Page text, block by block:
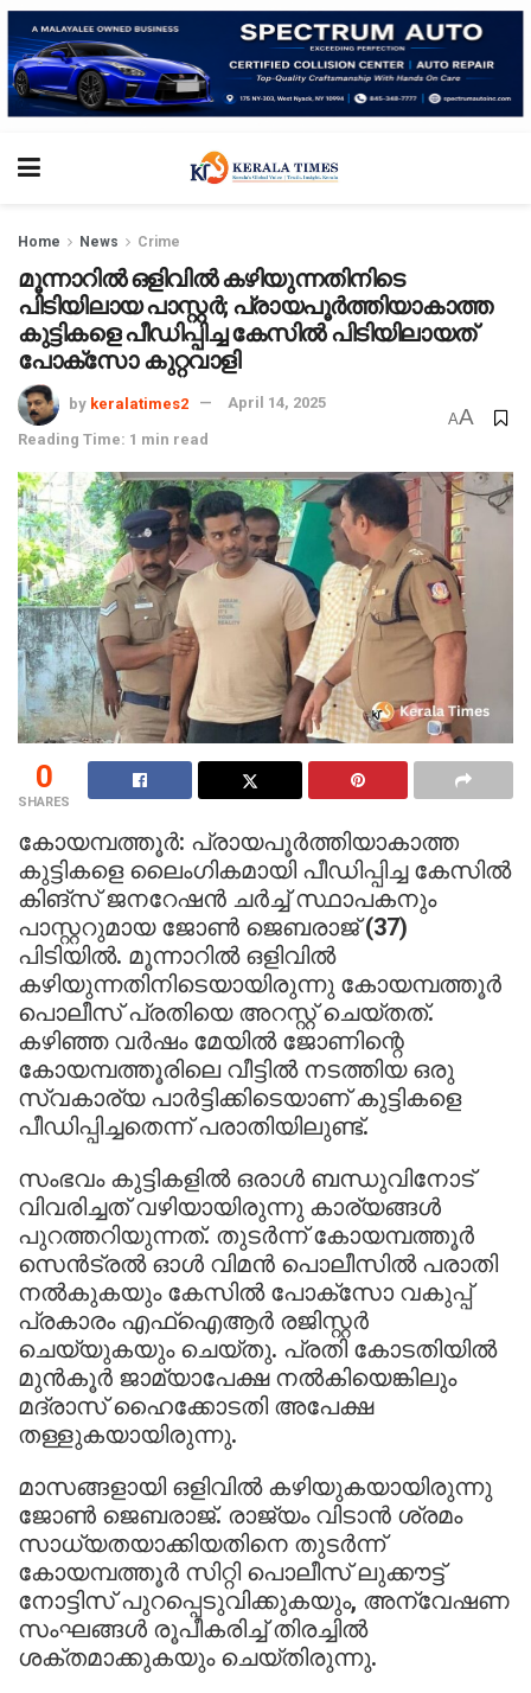
Home News Crime
മൂന്നാറിൽ ഒളിവിൽ കഴിയുന്നതിനിടെ
പിടിയിലായ പാസ്റ്റർ; പ്രായപൂർത്തിയാകാത്ത
കുട്ടികളെ പീഡിപ്പിച്ച കേസിൽ പിടിയിലായത്
പോക്‌സോ കുറ്റവാളി
by keralatimes2 April 14, 2025
Reading Time: 1 min read
AA
0
SHARES
കോയമ്പത്തൂർ: പ്രായപൂർത്തിയാകാത്ത
കുട്ടികളെ ലൈംഗികമായി പീഡിപ്പിച്ച കേസിൽ
കിങ്സ് ജനറേഷൻ ചർച്ച് സ്ഥാപകനും
പാസ്റ്ററുമായ ജോൺ ജെബരാജ് (37)
പിടിയിൽ. മൂന്നാറിൽ ഒളിവിൽ
കഴിയുന്നതിനിടെയായിരുന്നു കോയമ്പത്തൂർ
പൊലീസ് പ്രതിയെ അറസ്റ്റ് ചെയ്തത്.
കഴിഞ്ഞ വർഷം മേയിൽ ജോണിന്റെ
കോയമ്പത്തൂരിലെ വീട്ടിൽ നടത്തിയ ഒരു
സ്വകാര്യ പാർട്ടിക്കിടെയാണ് കുട്ടികളെ
പീഡിപ്പിച്ചതെന്ന് പരാതിയിലുണ്ട്.
സംഭവം കുട്ടികളിൽ ഒരാൾ ബന്ധുവിനോട്
വിവരിച്ചത് വഴിയായിരുന്നു കാര്യങ്ങൾ
പുറത്തറിയുന്നത്. തുടർന്ന് കോയമ്പത്തൂർ
സെൻട്രൽ ഓൾ വിമൻ പൊലീസിൽ പരാതി
നൽകുകയും കേസിൽ പോക്‌സോ വകുപ്പ്
പ്രകാരം എഫ്‌ഐആർ രജിസ്റ്റർ
ചെയ്യുകയും ചെയ്തു. പ്രതി കോടതിയിൽ
മുൻകൂർ ജാമ്യാപേക്ഷ നൽകിയെങ്കിലും
മദ്രാസ് ഹൈക്കോടതി അപേക്ഷ
തള്ളുകയായിരുന്നു.
മാസങ്ങളായി ഒളിവിൽ കഴിയുകയായിരുന്നു
ജോൺ ജെബരാജ്. രാജ്യം വിടാൻ ശ്രമം
സാധ്യതയാക്കിയതിനെ തുടർന്ന്
കോയമ്പത്തൂർ സിറ്റി പൊലീസ് ലുക്കൗട്ട്
നോട്ടിസ് പുറപ്പെടുവിക്കുകയും, അന്വേഷണ
സംഘങ്ങൾ രൂപീകരിച്ച് തിരച്ചിൽ
ശക്തമാക്കുകയും ചെയ്തിരുന്നു.